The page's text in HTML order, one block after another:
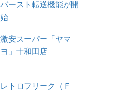
バースト転送機能が開
始
激安スーパー「ヤマ
ヨ」十和田店
レトロフリーク（Ｆ